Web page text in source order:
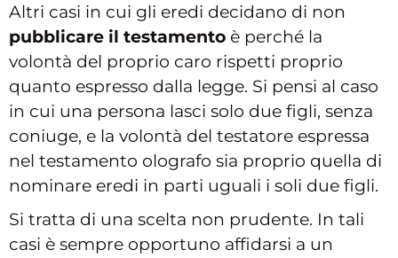
Altri casi in cui gli eredi decidano di non
pubblicare il testamento è perché la
volontà del proprio caro rispetti proprio
quanto espresso dalla legge. Si pensi al caso
in cui una persona lasci solo due figli, senza
coniuge, e la volontà del testatore espressa
nel testamento olografo sia proprio quella di
nominare eredi in parti uguali i soli due figli.
Si tratta di una scelta non prudente. In tali
casi è sempre opportuno affidarsi a un